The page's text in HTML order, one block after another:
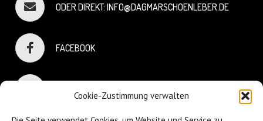
Cookie-Zustimmung verwalten
ODER DIREKT: INFO@DAGMARSCHOENLEBER.DE
FACEBOOK